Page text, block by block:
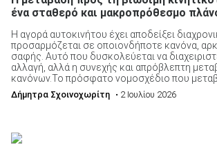
Μεταχειρισμένα
ένα σταθερό και μακροπρόθεσμο
Η αγορά αυτοκινήτου έχει αποδείξει
προσαρμόζεται σε οποιονδήποτε κανόνα,
σαφής. Αυτό που δυσκολεύεται να
αλλαγή, αλλά η συνεχής και απρόβλεπτη
κανόνων.Το πρόσφατο νομοσχέδιο που
Δήμητρα Σχοινοχωρίτη • 2 Ιουλίου 2026